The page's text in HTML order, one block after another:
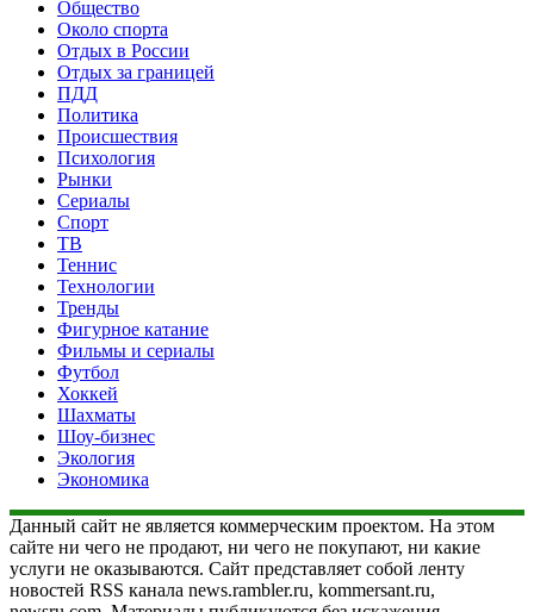
Общество
Около спорта
Отдых в России
Отдых за границей
ПДД
Политика
Происшествия
Психология
Рынки
Сериалы
Спорт
ТВ
Теннис
Технологии
Тренды
Фигурное катание
Фильмы и сериалы
Футбол
Хоккей
Шахматы
Шоу-бизнес
Экология
Экономика
Данный сайт не является коммерческим проектом. На этом
сайте ни чего не продают, ни чего не покупают, ни какие
услуги не оказываются. Сайт представляет собой ленту
новостей RSS канала news.rambler.ru, kommersant.ru,